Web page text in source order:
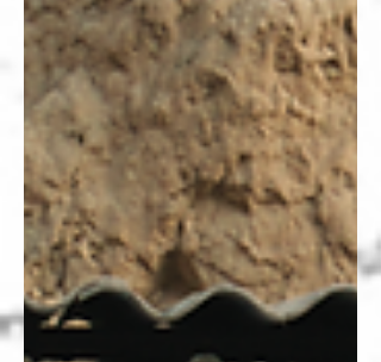
珍しく女性同士である上司シャルマ警部から知恵を
借りつつ、同時にセクシュアリティにまつわる微妙
な緊張にも対処しなければならない。 さらに、サン
トシュは警察組織内の腐敗や不作為にどう向き合う
か、底